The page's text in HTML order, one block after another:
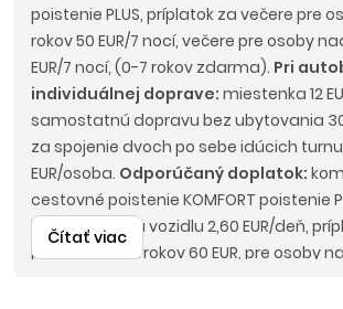
poistenie PLUS, príplatok za večere pre
rokov 50 EUR/7 nocí, večere pre osoby
EUR/7 nocí, (0-7 rokov zdarma). Pri
individuálnej doprave: miestenka 12
samostatnú dopravu bez ubytovania 30
za spojenie dvoch po sebe idúcich
EUR/osoba. Odporúčaný doplatok:
cestovné poistenie KOMFORT poistenie
k motorovému vozidlu 2,60 EUR/deň,
pre osoby 7-12 rokov 60 EUR, pre osoby
Čítať viac